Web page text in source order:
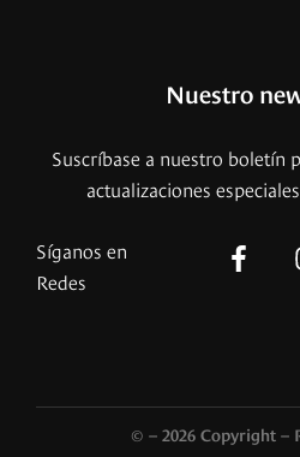
Nuestro
Suscríbase a nuestro boletín
actualizaciones
Síganos en
Redes
© – 2026 Copyright –